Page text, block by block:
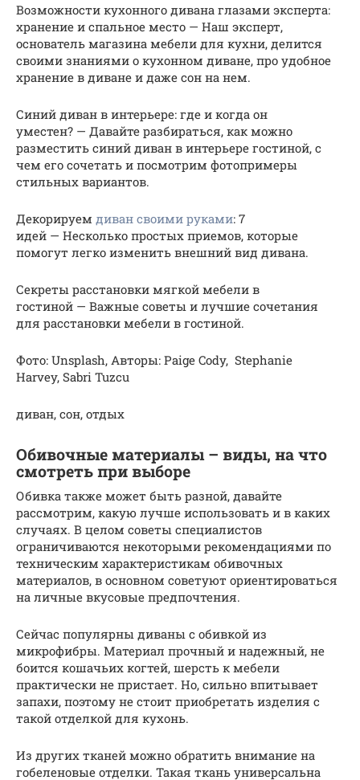
Возможности кухонного дивана глазами эксперта:
хранение и спальное место — Наш эксперт,
основатель магазина мебели для кухни, делится
своими знаниями о кухонном диване, про удобное
хранение в диване и даже сон на нем.
Синий диван в интерьере: где и когда он
уместен? — Давайте разбираться, как можно
разместить синий диван в интерьере гостиной, с
чем его сочетать и посмотрим фотопримеры
стильных вариантов.
Декорируем диван своими руками: 7
идей — Несколько простых приемов, которые
помогут легко изменить внешний вид дивана.
Секреты расстановки мягкой мебели в
гостиной — Важные советы и лучшие сочетания
для расстановки мебели в гостиной.
Фото: Unsplash, Авторы: Paige Cody, Stephanie
Harvey, Sabri Tuzcu
диван, сон, отдых
Обивочные материалы – виды, на что
смотреть при выборе
Обивка также может быть разной, давайте
рассмотрим, какую лучше использовать и в каких
случаях. В целом советы специалистов
ограничиваются некоторыми рекомендациями по
техническим характеристикам обивочных
материалов, в основном советуют ориентироваться
на личные вкусовые предпочтения.
Сейчас популярны диваны с обивкой из
микрофибры. Материал прочный и надежный, не
боится кошачьих когтей, шерсть к мебели
практически не пристает. Но, сильно впитывает
запахи, поэтому не стоит приобретать изделия с
такой отделкой для кухонь.
Из других тканей можно обратить внимание на
гобеленовые отделки. Такая ткань универсальна